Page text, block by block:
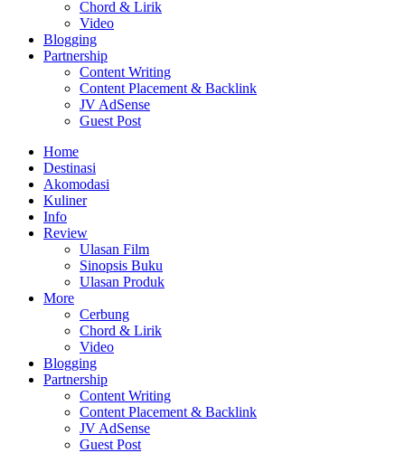
Chord & Lirik
Video
Blogging
Partnership
Content Writing
Content Placement & Backlink
JV AdSense
Guest Post
Home
Destinasi
Akomodasi
Kuliner
Info
Review
Ulasan Film
Sinopsis Buku
Ulasan Produk
More
Cerbung
Chord & Lirik
Video
Blogging
Partnership
Content Writing
Content Placement & Backlink
JV AdSense
Guest Post